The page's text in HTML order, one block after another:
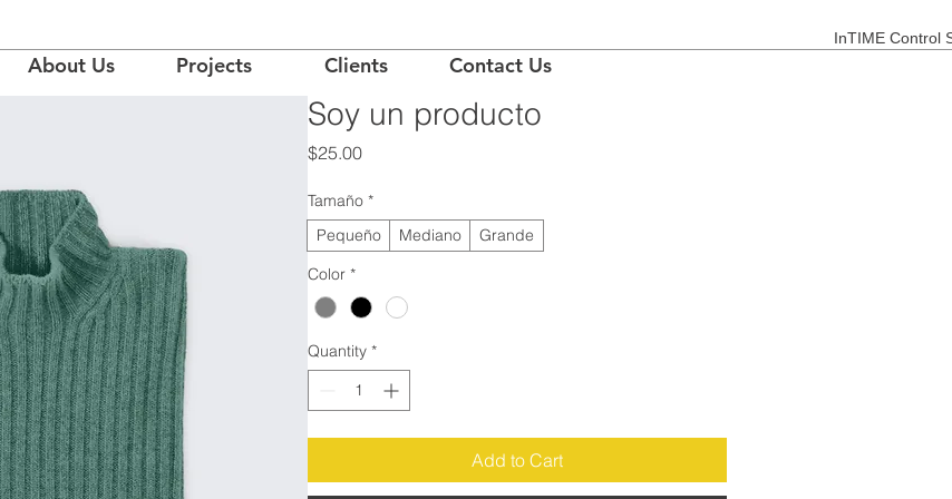
InTIME Control
About Us Projects Clients Contact Us
Soy un producto
$25.00Price
Tamaño *
Pequeño
Mediano
Grande
Color *
Quantity *
Add to Cart